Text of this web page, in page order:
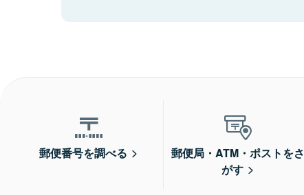
郵便番号を調べる
郵便局・ATM・ポストをさ
がす